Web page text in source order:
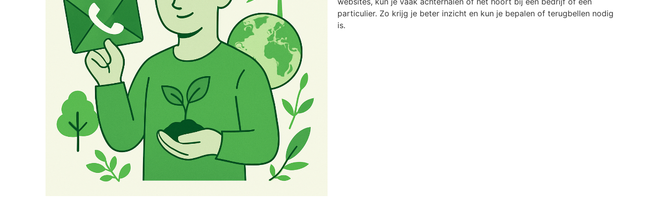
particulier. Zo krijg je beter inzicht en kun je bepalen of terugbellen nodig
is.